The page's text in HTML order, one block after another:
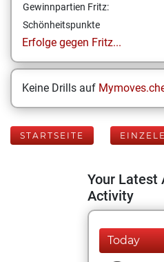
Gewinnpartien Fritz:
Schönheitspunkte
Erfolge gegen Fritz...
Keine Drills auf
STARTSEITE
Your Latest
Activity
Today